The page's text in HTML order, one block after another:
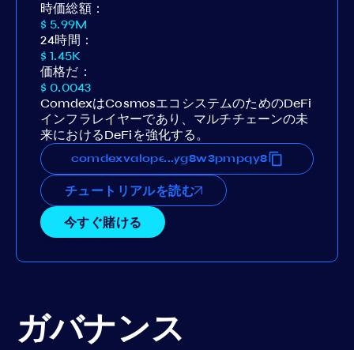
時価総額：
$ 5.99M
24時間：
$ 1.45K
価格だ：
$ 0.0043
ComdexはCosmosエコシステムのためのDeFi
インフラレイヤーであり、マルチチェーンの未
来におけるDeFiを強化する。
...
チュートリアルを読む
今すぐ賭ける
ガバナンス